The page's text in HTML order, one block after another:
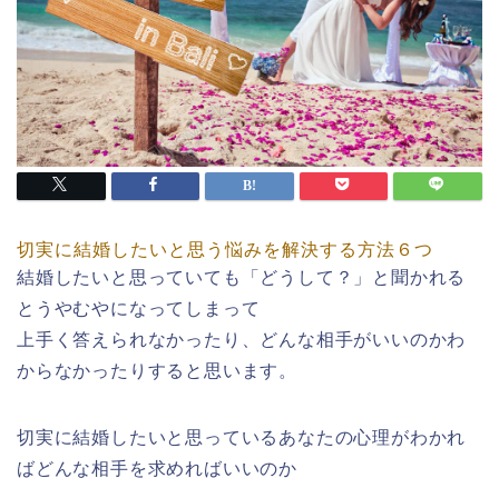
切実に結婚したいと思う悩みを解決する方法６つ
結婚したいと思っていても「どうして？」と聞かれる
とうやむやになってしまって
上手く答えられなかったり、どんな相手がいいのかわ
からなかったりすると思います。
切実に結婚したいと思っているあなたの心理がわかれ
ばどんな相手を求めればいいのか